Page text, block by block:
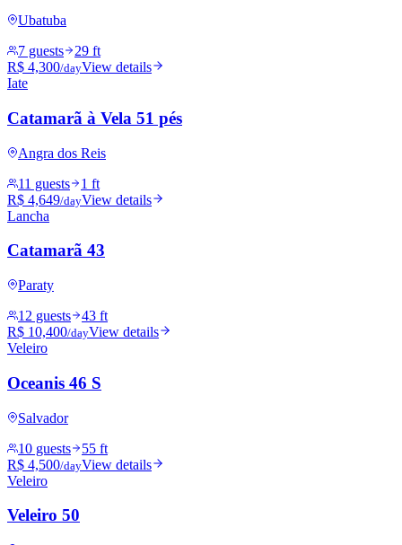
Ubatuba
7 guests
29 ft
R$ 4,300/dayView details
Iate
Catamarã à Vela 51 pés
Angra dos Reis
11 guests
1 ft
R$ 4,649/dayView details
Lancha
Catamarã 43
Paraty
12 guests
43 ft
R$ 10,400/dayView details
Veleiro
Oceanis 46 S
Salvador
10 guests
55 ft
R$ 4,500/dayView details
Veleiro
Veleiro 50